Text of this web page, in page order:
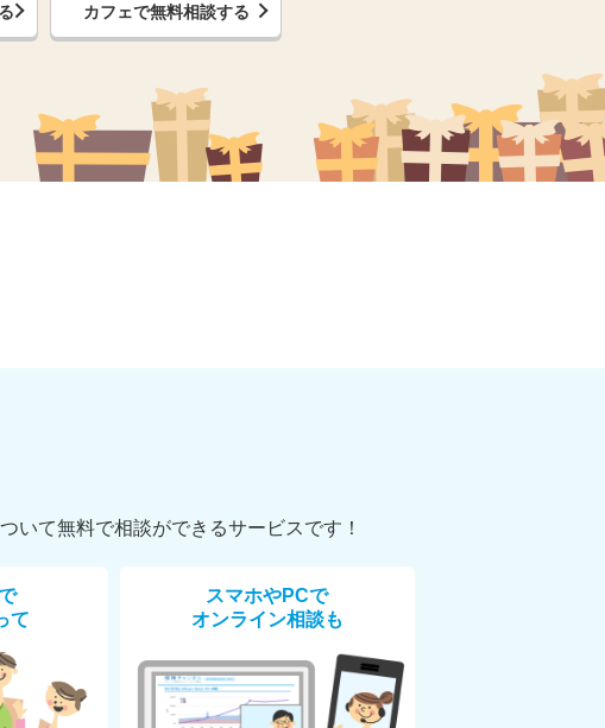
カフェで無料相談する
いて無料で相談ができるサービスです！
て
スマホやPCで
オンライン相談も